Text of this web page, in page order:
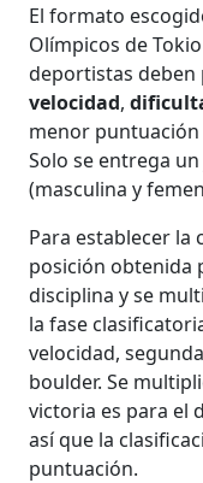
El formato
Olímpicos de
deportistas deben
velocidad,
menor puntuación
Solo se entrega
(masculina y
Para establecer la
posición obtenida
disciplina y se
la fase
velocidad,
boulder. Se
victoria es para el
así que la
puntuación.